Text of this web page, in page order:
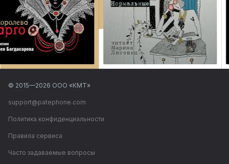
© 2015—2026 ООО «КМТ»
support@patephone.com
Политика конфиденциальности
Правила сервиса
Часто задаваемые вопросы